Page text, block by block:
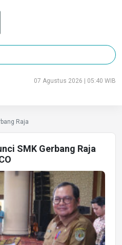
07 Agustus 2026 | 05:40 WIB
Raja
SMK Gerbang Raja